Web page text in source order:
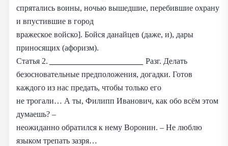
спрятались воины, ночью вышедшие, перебившие охрану
и впустившие в город
вражеское войско]. Бойся данайцев (даже, и), дары
приносящих (афоризм).
Статья 2.
Разг. Делать
безосновательные предположения, догадки. Готов
каждого из нас предать, чтобы только его
не трогали… А ты, Филипп Иванович, как обо всём этом
думаешь? –
неожиданно обратился к нему Воронин. – Не люблю
языком трепать зазря…